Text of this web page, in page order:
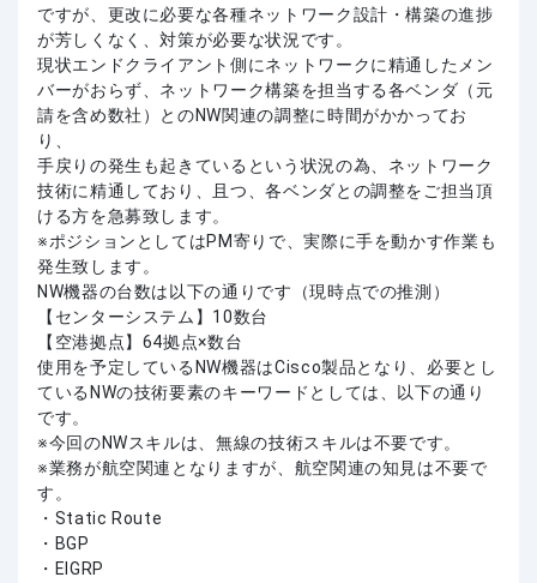
ですが、更改に必要な各種ネットワーク設計・構築の進捗
が芳しくなく、対策が必要な状況です。
現状エンドクライアント側にネットワークに精通したメン
バーがおらず、ネットワーク構築を担当する各ベンダ（元
請を含め数社）とのNW関連の調整に時間がかかってお
り、
手戻りの発生も起きているという状況の為、ネットワーク
技術に精通しており、且つ、各ベンダとの調整をご担当頂
ける方を急募致します。
※ポジションとしてはPM寄りで、実際に手を動かす作業も
発生致します。
NW機器の台数は以下の通りです（現時点での推測）
【センターシステム】10数台
【空港拠点】64拠点×数台
使用を予定しているNW機器はCisco製品となり、必要とし
ているNWの技術要素のキーワードとしては、以下の通り
です。
※今回のNWスキルは、無線の技術スキルは不要です。
※業務が航空関連となりますが、航空関連の知見は不要で
す。
・Static Route
・BGP
・EIGRP